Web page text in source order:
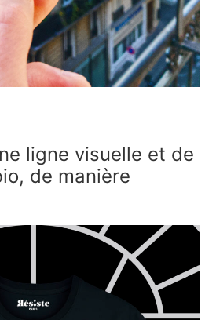
ligne visuelle et de
de manière